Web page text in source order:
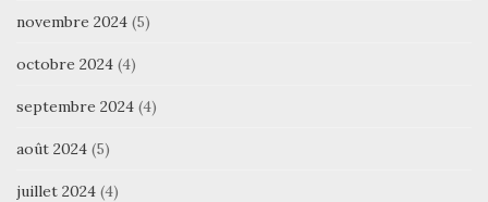
novembre 2024 (5)
octobre 2024 (4)
septembre 2024 (4)
août 2024 (5)
juillet 2024 (4)